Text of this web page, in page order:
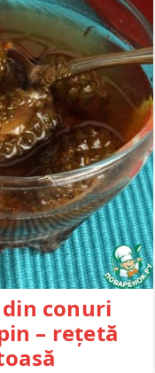
conuri
– rețetă